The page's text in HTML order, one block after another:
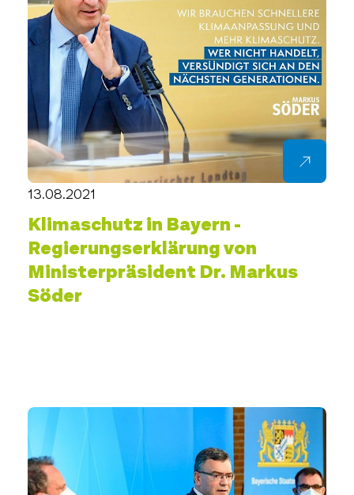
13.08.2021
Klimaschutz in Bayern -
Regierungserklärung von
Ministerpräsident Dr. Markus
Söder